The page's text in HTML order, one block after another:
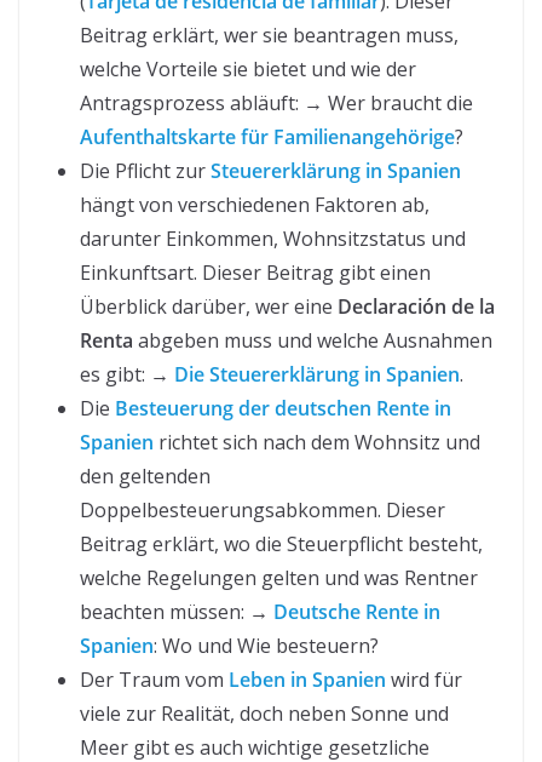
Beitrag erklärt, wer sie beantragen muss,
welche Vorteile sie bietet und wie der
Antragsprozess abläuft: → Wer braucht die
Aufenthaltskarte für Familienangehörige?
Die Pflicht zurSteuererklärung in Spanien
hängt von verschiedenen Faktoren ab,
darunter Einkommen, Wohnsitzstatus und
Einkunftsart. Dieser Beitrag gibt einen
Überblick darüber, wer eine Declaración de la
Renta abgeben muss und welche Ausnahmen
es gibt: → Die Steuererklärung in Spanien.
Die Besteuerung der deutschen Rente in
Spanien richtet sich nach dem Wohnsitz und
den geltenden
Doppelbesteuerungsabkommen. Dieser
Beitrag erklärt, wo die Steuerpflicht besteht,
welche Regelungen gelten und was Rentner
beachten müssen: → Deutsche Rente in
Spanien: Wo und Wie besteuern?
Der Traum vom Leben in Spanien wird für
viele zur Realität, doch neben Sonne und
Meer gibt es auch wichtige gesetzliche